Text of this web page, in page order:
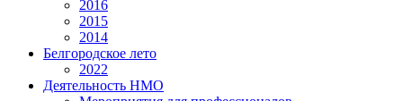
2016
2015
2014
Белгородское лето
2022
Деятельность НМО